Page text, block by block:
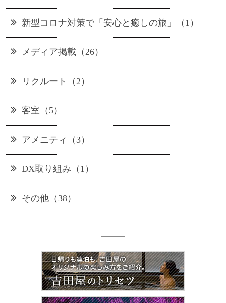
新型コロナ対策で「安心と癒しの旅」（1）
メディア掲載（26）
リクルート（2）
客室（5）
アメニティ（3）
DX取り組み（1）
その他（38）